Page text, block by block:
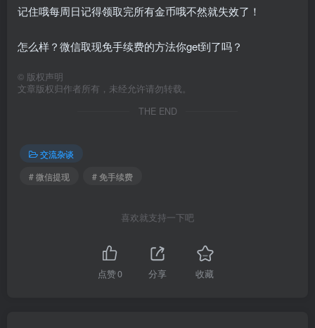
记住哦每周日记得领取完所有金币哦不然就失效了！
怎么样？微信取现免手续费的方法你get到了吗？
© 版权声明
文章版权归作者所有，未经允许请勿转载。
THE END
交流杂谈
# 微信提现
# 免手续费
喜欢就支持一下吧
点赞0 分享 收藏